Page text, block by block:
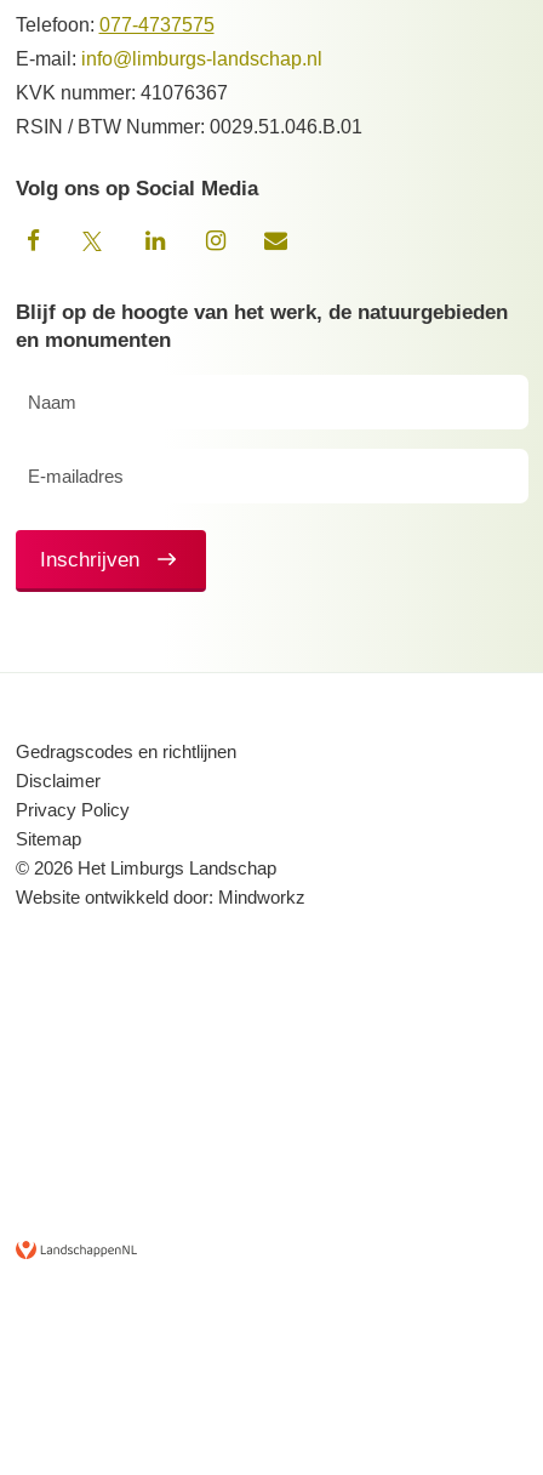
Telefoon: 077-4737575
E-mail: info@limburgs-landschap.nl
KVK nummer: 41076367
RSIN / BTW Nummer: 0029.51.046.B.01
Volg ons op Social Media
Blijf op de hoogte van het werk, de natuurgebieden
en monumenten
(Vereist)
Inschrijven
Gedragscodes en richtlijnen
Disclaimer
Privacy Policy
Sitemap
© 2026 Het Limburgs Landschap
Website ontwikkeld door: Mindworkz